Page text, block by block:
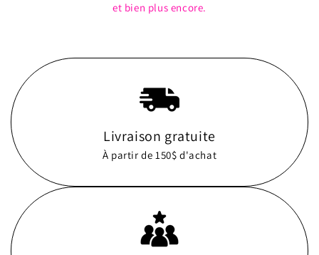
et bien plus encore.
Livraison gratuite
À partir de 150$ d'achat